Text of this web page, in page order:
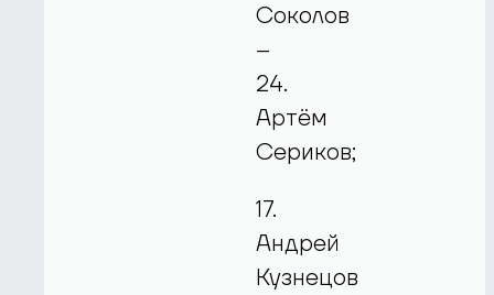
Соколов
–
24.
Артём
Сериков;
17.
Андрей
Кузнецов